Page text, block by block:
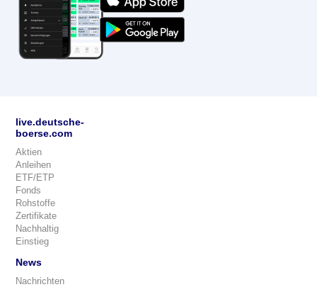
live.deutsche-
boerse.com
Aktien
Anleihen
ETF/ETP
Fonds
Rohstoffe
Zertifikate
Nachhaltig
Einstieg
News
Nachrichten